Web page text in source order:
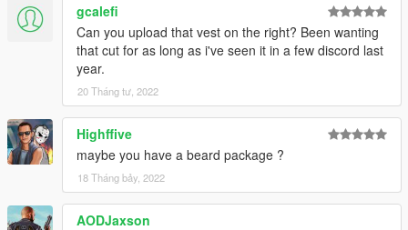
gcalefi
Can you upload that vest on the right? Been wanting
that cut for as long as i've seen it in a few discord last
year.
20 Tháng tư, 2022
Highffive
maybe you have a beard package ?
18 Tháng bảy, 2022
AODJaxson